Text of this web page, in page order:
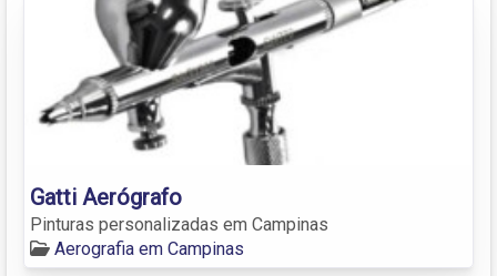
Gatti Aerógrafo
Pinturas personalizadas em Campinas
Aerografia em Campinas